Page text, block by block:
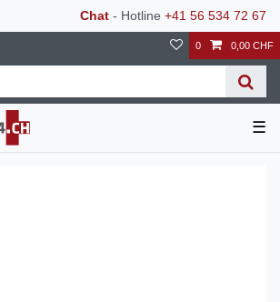
Chat - Hotline +41 56 534 72 67
0 0,00 CHF
☰